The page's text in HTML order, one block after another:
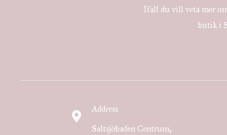
Ifall du vill veta mer
butik i
Address
Saltsjöbaden Centrum,